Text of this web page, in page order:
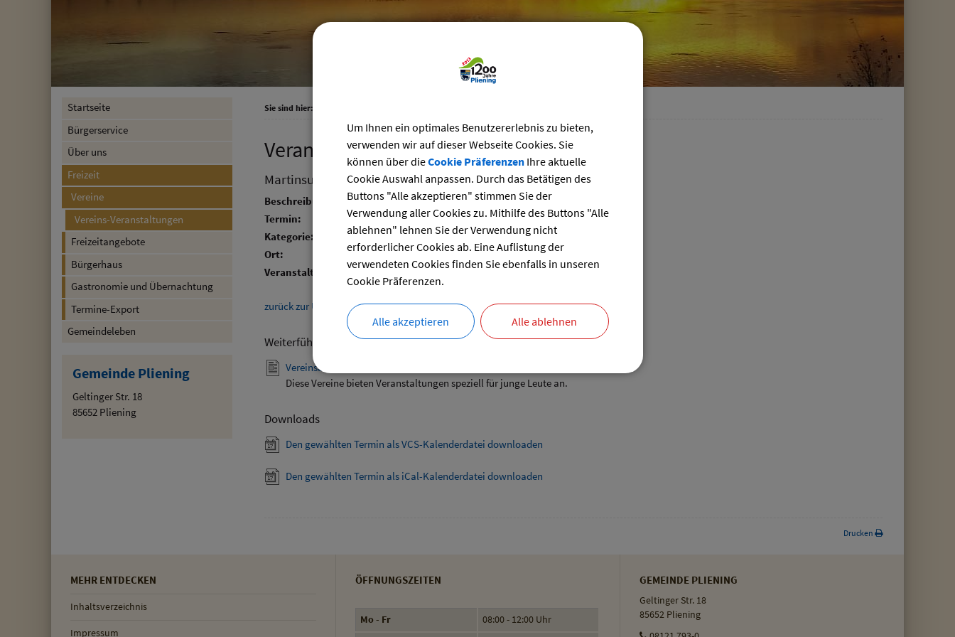
Startseite
Bürgerservice
Über uns
Freizeit
Vereine
Vereins-Veranstaltungen
Freizeitangebote
Bürgerhaus
Gastronomie und Übernachtung
Termine-Export
Gemeindeleben
Gemeinde Pliening
Geltinger Str. 18
85652 Pliening
Sie sind hier:
Veranstaltungskalender der Vereine
Martinsumzug Ottersberg
Beschreibung:
Termin:
13.11.2022 von 16:30bis 19:30 Uhr
Kategorie:
Vereine
Ort:
Treffpunkt Schützenheim
Veranstalter:
zurück zur Übersicht
Weiterführende Links
Vereinsangebote speziell für junge Leute
Diese Vereine bieten Veranstaltungen speziell für junge Leute an.
Downloads
Den gewählten Termin als VCS-Kalenderdatei downloaden
Den gewählten Termin als iCal-Kalenderdatei downloaden
Drucken
MEHR ENTDECKEN
Inhaltsverzeichnis
Impressum
ÖFFNUNGSZEITEN
Mo - Fr 08:00 - 12:00 Uhr
GEMEINDE PLIENING
Geltinger Str. 18
85652 Pliening
Um Ihnen ein optimales Benutzererlebnis zu bieten,
verwenden wir auf dieser Webseite Cookies. Sie
können über dieCookie PräferenzenIhre aktuelle
Cookie Auswahl anpassen. Durch das Betätigen des
Buttons "Alle akzeptieren" stimmen Sie der
Verwendung aller Cookies zu. Mithilfe des Buttons "Alle
ablehnen" lehnen Sie der Verwendung nicht
erforderlicher Cookies ab. Eine Auflistung der
verwendeten Cookies finden Sie ebenfalls in unseren
Cookie Präferenzen.
Alle akzeptieren Alle ablehnen